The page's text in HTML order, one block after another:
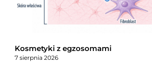
Kosmetyki z egzosomami
7 sierpnia 2026